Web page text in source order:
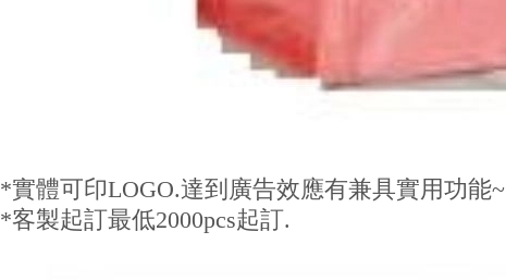
*實體可印LOGO.達到廣告效應有兼具實用功能~
*客製起訂最低2000pcs起訂.